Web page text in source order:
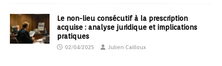
Le non-lieu consécutif à la prescription
acquise : analyse juridique et implications
pratiques
02/04/2025 Julien Cailloux